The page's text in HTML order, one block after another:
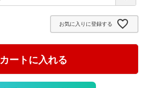
お気に入りに登録する
カートに入れる